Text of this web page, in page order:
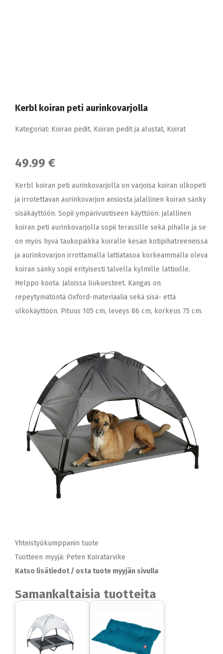
Kerbl koiran peti aurinkovarjolla
Kategoriat: Koiran pedit, Koiran pedit ja alustat, Koirat
49.99 €
Kerbl koiran peti aurinkovarjolla on varjoisa koiran ulkopeti
ja irrotettavan aurinkovarjon ansiosta jalallinen koiran sänky
sisäkäyttöön. Sopii ympärivuotiseen käyttöön: jalallinen
koiran peti aurinkovarjolla sopii terassille sekä pihalle ja se
on myös hyvä taukopaikka koiralle kesän kotipihatreeneissä
ja aurinkovarjon irrottamalla lattiatasoa korkeammalla oleva
koiran sänky sopii erityisesti talvella kylmille lattioille.
Helppo koota. Jaloissa liukuesteet. Kangas on
repeytymätöntä Oxford-materiaalia sekä sisä- että
ulkokäyttöön. Pituus 105 cm, leveys 86 cm, korkeus 75 cm.
Yhteistyökumppanin tuote
Tuotteen myyjä: Peten Koiratarvike
Katso lisätiedot / osta tuote myyjän sivulla
Samankaltaisia tuotteita